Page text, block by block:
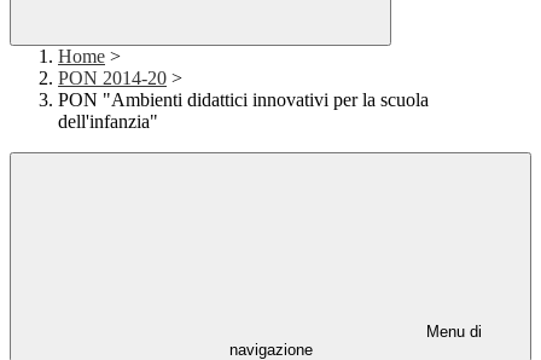
Home >
PON 2014-20 >
PON "Ambienti didattici innovativi per la scuola
dell'infanzia"
Menu di
navigazione